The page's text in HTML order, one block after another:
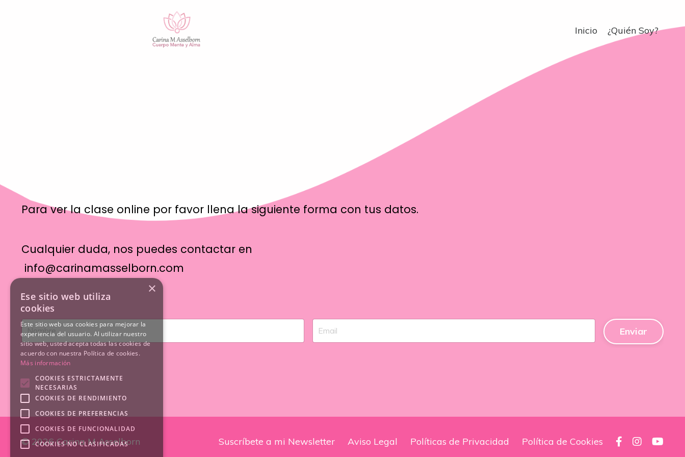
Inicio ¿Quién Soy?
Para ver la clase online por favor llena la siguiente forma con tus datos.
Cualquier duda, nos puedes contactar en
info@carinamasselborn.com
Enviar
© 2026 Carina M Asselborn Suscríbete a mi Newsletter Aviso Legal Políticas de Privacidad Política de Cookies
×
Ese sitio web utiliza
cookies
Este sitio web usa cookies para mejorar la
experiencia del usuario. Al utilizar nuestro
sitio web, usted acepta todas las cookies de
acuerdo con nuestra Política de cookies.
Más información
COOKIES ESTRICTAMENTE
NECESARIAS
COOKIES DE RENDIMIENTO
COOKIES DE PREFERENCIAS
COOKIES DE FUNCIONALIDAD
COOKIES NO CLASIFICADAS